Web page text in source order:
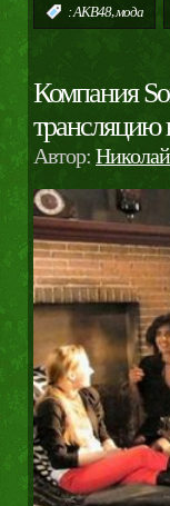
:AKB48, мода
Компания
трансляцию
Автор: